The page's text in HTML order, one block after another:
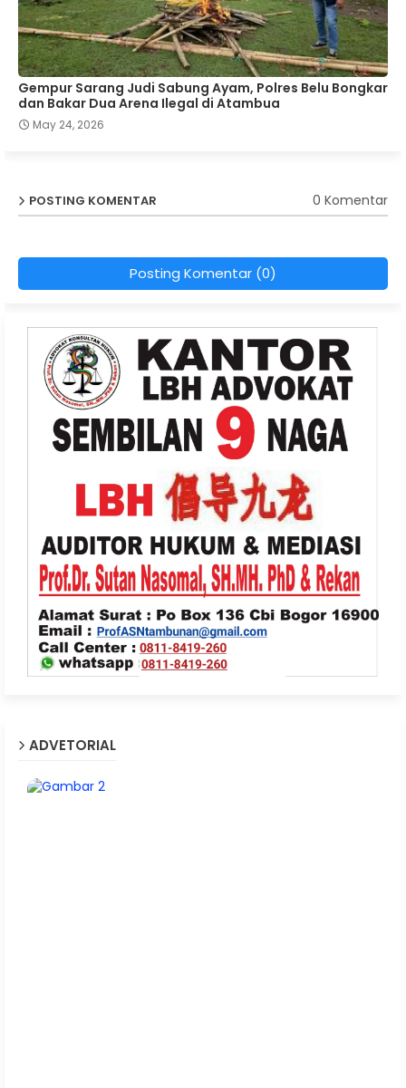
Gempur Sarang Judi Sabung Ayam, Polres Belu Bongkar
dan Bakar Dua Arena Ilegal di Atambua
May 24, 2026
POSTING KOMENTAR 0 Komentar
Posting Komentar (0)
ADVETORIAL